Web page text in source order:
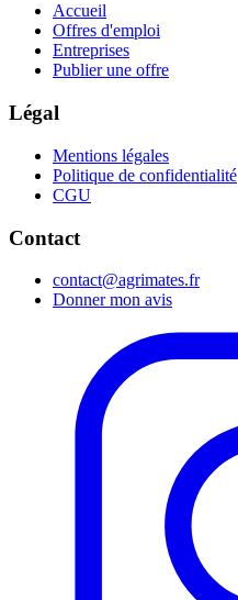
Accueil
Offres d'emploi
Entreprises
Publier une offre
Légal
Mentions légales
Politique de confidentialité
CGU
Contact
contact@agrimates.fr
Donner mon avis